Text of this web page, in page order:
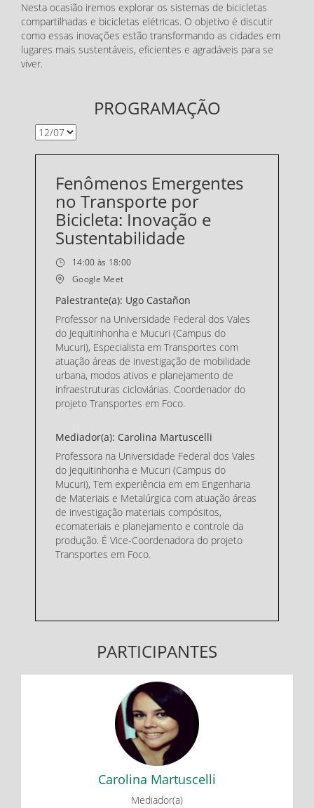
Nesta ocasião iremos explorar os sistemas de bicicletas
compartilhadas e bicicletas elétricas. O objetivo é discutir
como essas inovações estão transformando as cidades em
lugares mais sustentáveis, eficientes e agradáveis para se
viver.
PROGRAMAÇÃO
Fenômenos Emergentes
no Transporte por
Bicicleta: Inovação e
Sustentabilidade
14:00 às 18:00
Google Meet
Palestrante(a): Ugo Castañon
Professor na Universidade Federal dos Vales
do Jequitinhonha e Mucuri (Campus do
Mucuri), Especialista em Transportes com
atuação áreas de investigação de mobilidade
urbana, modos ativos e planejamento de
infraestruturas cicloviárias. Coordenador do
projeto Transportes em Foco.
Mediador(a): Carolina Martuscelli
Professora na Universidade Federal dos Vales
do Jequitinhonha e Mucuri (Campus do
Mucuri), Tem experiência em em Engenharia
de Materiais e Metalúrgica com atuação áreas
de investigação materiais compósitos,
ecomateriais e planejamento e controle da
produção. É Vice-Coordenadora do projeto
Transportes em Foco.
PARTICIPANTES
Carolina Martuscelli
Mediador(a)
Carolina Martuscelli
Fenômenos Emergentes no Transporte por Bicicleta:
Inovação e Sustentabilidade